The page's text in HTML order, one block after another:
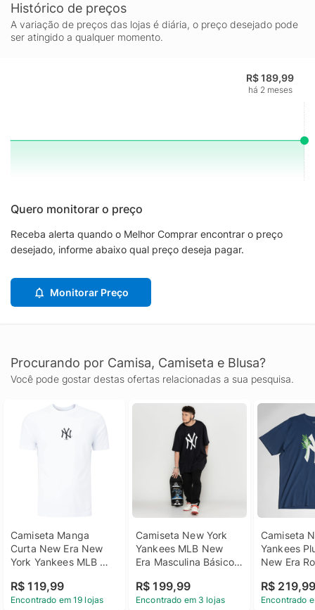
Histórico de preços
A variação de preços das lojas é diária, o preço desejado pode
ser atingido a qualquer momento.
R$ 189,99
há 2 meses
Quero monitorar o preço
Receba alerta quando o Melhor Comprar encontrar o preço
desejado, informe abaixo qual preço deseja pagar.
Monitorar Preço
Procurando por Camisa, Camiseta e Blusa?
Você pode gostar destas ofertas relacionadas a sua pesquisa.
Camiseta Manga
Curta New Era New
York Yankees MLB
R$ 119,99
Encontrado em 19 lojas
Camiseta New York
Yankees MLB New
Era Masculina Básico
R$ 199,99
Encontrado em 3 lojas
Camiseta
Yankees
New Era
R$
Encontrado